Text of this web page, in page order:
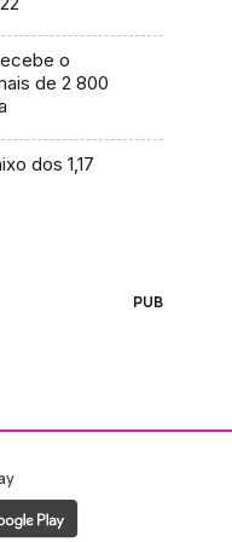
o
de 2 800
dos 1,17
PUB